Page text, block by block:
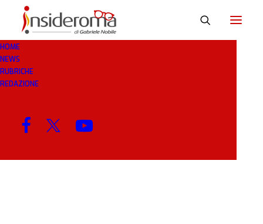
HOME
NEWS
RUBRICHE
REDAZIONE
36
MENU